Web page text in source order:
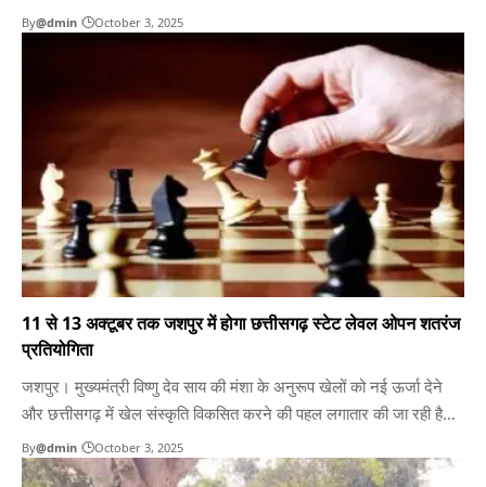
2025 तक रजत महोत्सव का आयोजन किया जा रहा है। इस महोत्सव का
शुभारंभ आज केन्द्रीय जेल रायपुर में रक्तदान शिविर के साथ हुआ। शिविर का…
By@dmin October 3, 2025
11 से 13 अक्टूबर तक जशपुर में होगा छत्तीसगढ़ स्टेट लेवल ओपन शतरंज
प्रतियोगिता
जशपुर। मुख्यमंत्री विष्णु देव साय की मंशा के अनुरूप खेलों को नई ऊर्जा देने
और छत्तीसगढ़ में खेल संस्कृति विकसित करने की पहल लगातार की जा रही है।
इसी कड़ी में जशपुर जिले में छत्तीसगढ़ स्टेट लेवल ओपन चेस प्रतियोगिता का
आयोजन 11 से 13 अक्टूबर तक कराया जा रहा…
By@dmin October 3, 2025